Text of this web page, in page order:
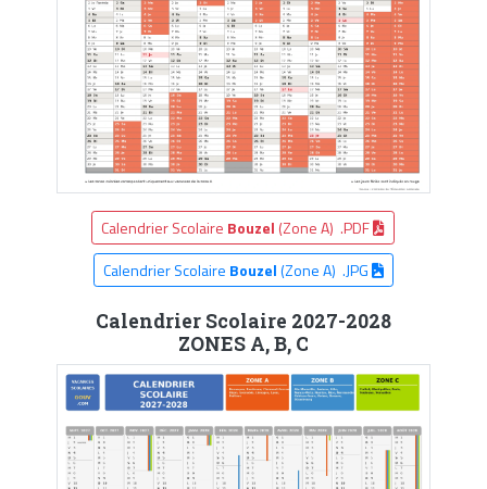
Calendrier Scolaire Bouzel (Zone A) .PDF
Calendrier Scolaire Bouzel(Zone A) .JPG
Calendrier Scolaire 2027-2028
ZONES A, B, C